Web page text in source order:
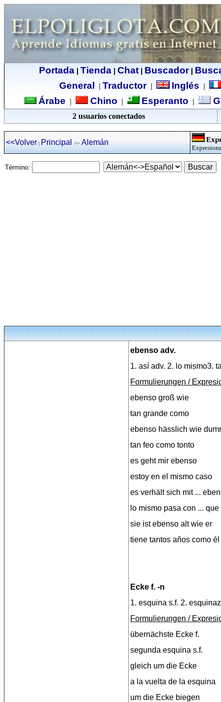
Portada| Tienda| Chat| Buscador|
General
Traductor| Inglés
Árabe Chino Esperanto
2 usuarios conectados
<<Volver | Principal >> Alemán
Término:
ebenso adv.
1. así adv. 2. lo mismo3.
Formulierungen /
ebenso groß wie
tan grande como
ebenso hässlich wie
tan feo como tonto
es geht mir ebenso
estoy en el mismo caso
es verhält sich mit ...
lo mismo pasa con ... que
sie ist ebenso alt wie er
tiene tantos años como él
Ecke f. -n
1. esquina s.f. 2.
Formulierungen /
übernächste Ecke f.
segunda esquina s.f.
gleich um die Ecke
a la vuelta de la esquina
um die Ecke biegen